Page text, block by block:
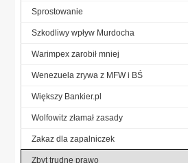
Sprostowanie
Szkodliwy wpływ Murdocha
Warimpex zarobił mniej
Wenezuela zrywa z MFW i BŚ
Większy Bankier.pl
Wolfowitz złamał zasady
Zakaz dla zapalniczek
Zbyt trudne prawo